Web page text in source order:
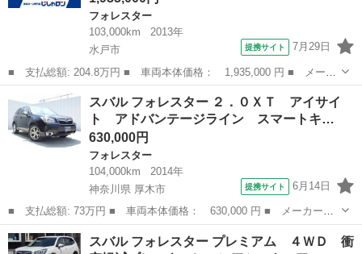
フォレスター
103,000km
2013年
水戸市
提携サイト 7月29日
■ 支払総額: 204.8万円 ■ 車両本体価格： 1,935,000 円 ■ メーカ
ー名： スバル ■ 車種名： フォレスター ■ グレード名： ２．
０ｉ－Ｌ 社外７インチナビ Ｂｌｕｅｔｏｏｔｈ接続 フルセグ
クルーズ...
水戸市
スバル フォレスター ２．０ＸＴ アイサイ
ト アドバンテージライン スマートキ…
630,000円
フォレスター
104,000km
2014年
神奈川県 厚木市
提携サイト 6月14日
■ 支払総額: 73万円 ■ 車両本体価格： 630,000 円 ■ メーカー
名： スバル ■ 車種名： フォレスター ■ グレード名： ２．０
ＸＴ アイサイト アドバンテージライン スマートキー プッシュ
神奈川 厚木市
スバル フォレスター プレミアム ４ＷＤ 衝